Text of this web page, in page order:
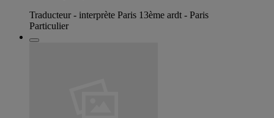
Traducteur - interprète Paris 13ème ardt - Paris
Particulier